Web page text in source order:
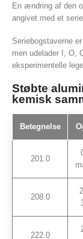
En ændring af den
angivet med et
Seriebogstaverne
men udelader I, O,
eksperimentelle
Støbte
kemisk
Betegnelse
201.0
208.0
222.0